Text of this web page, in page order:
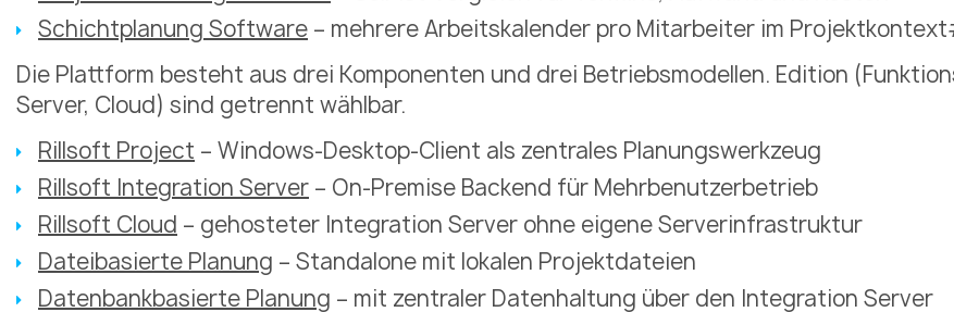
Schichtplanung Software – mehrere Arbeitskalender pro Mitarbeiter im
Die Plattform besteht aus drei Komponenten und drei Betriebsmodellen. Edition
Server, Cloud) sind getrennt wählbar.
Rillsoft Project – Windows-Desktop-Client als zentrales Planungswerkzeug
Rillsoft Integration Server – On-Premise Backend für Mehrbenutzerbetrieb
Rillsoft Cloud – gehosteter Integration Server ohne eigene Serverinfrastruktur
Dateibasierte Planung – Standalone mit lokalen Projektdateien
Datenbankbasierte Planung – mit zentraler Datenhaltung über den Integration Server